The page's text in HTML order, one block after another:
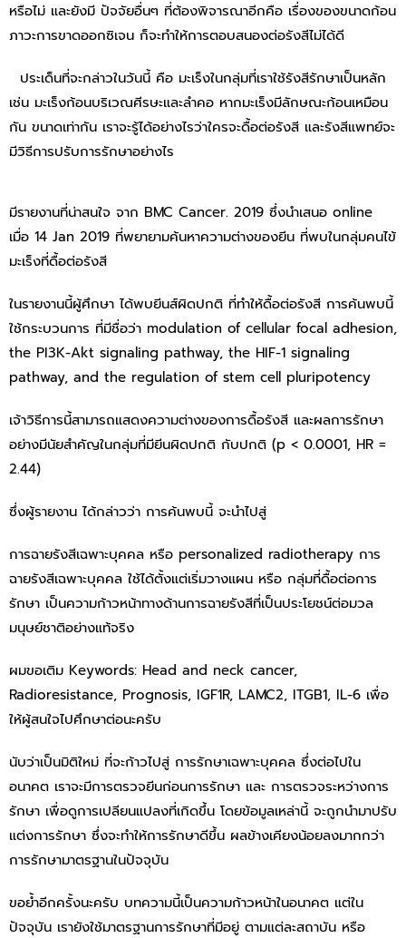
หรือไม่ และยังมี ปัจจัยอื่นๆ ที่ต้องพิจารณาอีกคือ เรื่องของขนาดก้อน
ภาวะการขาดออกซิเจน ก็จะทำให้การตอบสนองต่อรังสีไม่ได้ดี
ประเด็นที่จะกล่าวในวันนี้ คือ มะเร็งในกลุ่มที่เราใช้รังสีรักษาเป็นหลัก
เช่น มะเร็งก้อนบริเวณศีรษะและลำคอ หากมะเร็งมีลักษณะก้อนเหมือน
กัน ขนาดเท่ากัน เราจะรู้ได้อย่างไรว่าใครจะดื้อต่อรังสี และรังสีแพทย์จะ
มีวิธีการปรับการรักษาอย่างไร
มีรายงานที่น่าสนใจ จาก BMC Cancer. 2019 ซึ่งนำเสนอ online
เมื่อ 14 Jan 2019 ที่พยายามค้นหาความต่างของยีน ที่พบในกลุ่มคนไข้
มะเร็งที่ดื้อต่อรังสี
ในรายงานนี้ผู้ศึกษา ได้พบยีนส์ผิดปกติ ที่ทำให้ดื้อต่อรังสี การค้นพบนี้
ใช้กระบวนการ ที่มีชื่อว่า modulation of cellular focal adhesion,
the PI3K-Akt signaling pathway, the HIF-1 signaling
pathway, and the regulation of stem cell pluripotency
เจ้าวิธีการนี้สามารถแสดงความต่างของการดื้อรังสี และผลการรักษา
อย่างมีนัยสำคัญในกลุ่มที่มียีนผิดปกติ กับปกติ (p < 0.0001, HR =
2.44)
ซึ่งผู้รายงาน ได้กล่าวว่า การค้นพบนี้ จะนำไปสู่
การฉายรังสีเฉพาะบุคคล หรือ personalized radiotherapy การ
ฉายรังสีเฉพาะบุคคล ใช้ได้ตั้งแต่เริ่มวางแผน หรือ กลุ่มที่ดื้อต่อการ
รักษา เป็นความก้าวหน้าทางด้านการฉายรังสีที่เป็นประโยชน์ต่อมวล
มนุษย์ชาติอย่างแท้จริง
ผมขอเติม Keywords: Head and neck cancer,
Radioresistance, Prognosis, IGF1R, LAMC2, ITGB1, IL-6 เพื่อ
ให้ผู้สนใจไปศึกษาต่อนะครับ
นับว่าเป็นมิติใหม่ ที่จะก้าวไปสู่ การรักษาเฉพาะบุคคล ซึ่งต่อไปใน
อนาคต เราจะมีการตรวจยีนก่อนการรักษา และ การตรวจระหว่างการ
รักษา เพื่อดูการเปลียนแปลงที่เกิดขึ้น โดยข้อมูลเหล่านี้ จะถูกนำมาปรับ
แต่งการรักษา ซึ่งจะทำให้การรักษาดีขึ้น ผลข้างเคียงน้อยลงมากกว่า
การรักษามาตรฐานในปัจจุบัน
ขอย้ำอีกครั้งนะครับ บทความนี้เป็นความก้าวหน้าในอนาคต แต่ใน
ปัจจุบัน เรายังใช้มาตรฐานการรักษาที่มีอยู่ ตามแต่ละสถาบัน หรือ